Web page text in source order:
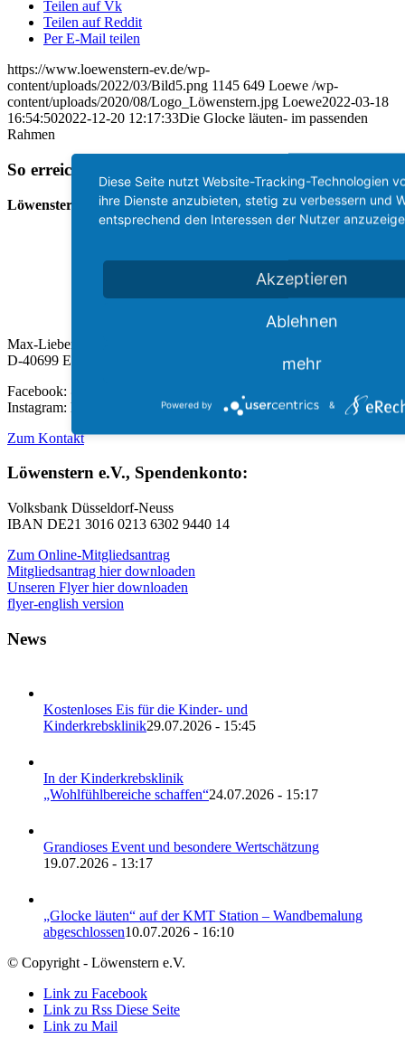
Teilen auf Vk
Teilen auf Reddit
Per E-Mail teilen
https://www.loewenstern-ev.de/wp-
content/uploads/2022/03/Bild5.png 1145 649 Loewe /wp-
content/uploads/2020/08/Logo_Löwenstern.jpg Loewe2022-03-18
16:54:502022-12-20 12:17:33Die Glocke läuten- im passenden
Rahmen
So erreichen Sie uns
Löwenstern e.V.
Max-Liebermann-Str. 2
D-40699 Erkrath
Facebook: @loewenstern
Instagram: loewenstern
Zum Kontakt
Löwenstern e.V., Spendenkonto:
Volksbank Düsseldorf-Neuss
IBAN DE21 3016 0213 6302 9440 14
Zum Online-Mitgliedsantrag
Mitgliedsantrag hier downloaden
Unseren Flyer hier downloaden
flyer-english version
News
Kostenloses Eis für die Kinder- und
Kinderkrebsklinik29.07.2026 - 15:45
In der Kinderkrebsklinik
„Wohlfühlbereiche schaffen“24.07.2026 - 15:17
Grandioses Event und besondere Wertschätzung
19.07.2026 - 13:17
„Glocke läuten“ auf der KMT Station – Wandbemalung
abgeschlossen10.07.2026 - 16:10
© Copyright - Löwenstern e.V.
Link zu Facebook
Link zu Rss Diese Seite
Link zu Mail
Diese Seite nutzt Website-Tracking-Technologien
ihre Dienste anzubieten, stetig zu verbessern und
entsprechend den Interessen der Nutzer
Akzeptieren
Ablehnen
mehr
Powered by &